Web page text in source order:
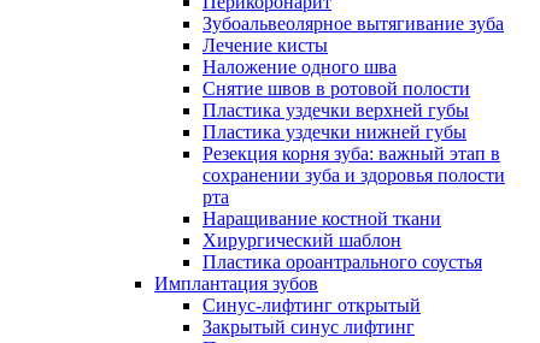
Зубоальвеолярное вытягивание зуба
Лечение кисты
Наложение одного шва
Снятие швов в ротовой полости
Пластика уздечки верхней губы
Пластика уздечки нижней губы
Резекция корня зуба: важный этап в
сохранении зуба и здоровья полости
рта
Наращивание костной ткани
Хирургический шаблон
Пластика ороантрального соустья
Имплантация зубов
Синус-лифтинг открытый
Закрытый синус лифтинг